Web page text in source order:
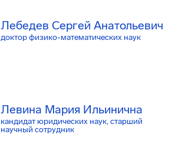
Лебедев Сергей Анатольевич
доктор физико-математических наук
Левина Мария Ильинична
кандидат юридических наук, старший
научный сотрудник